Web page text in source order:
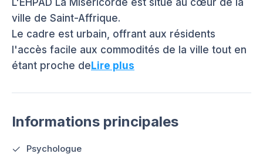
ville de Saint-Affrique.
Le cadre est urbain, offrant aux résidents
l'accès facile aux commodités de la ville tout en
étant proche deLire plus
Informations principales
Psychologue